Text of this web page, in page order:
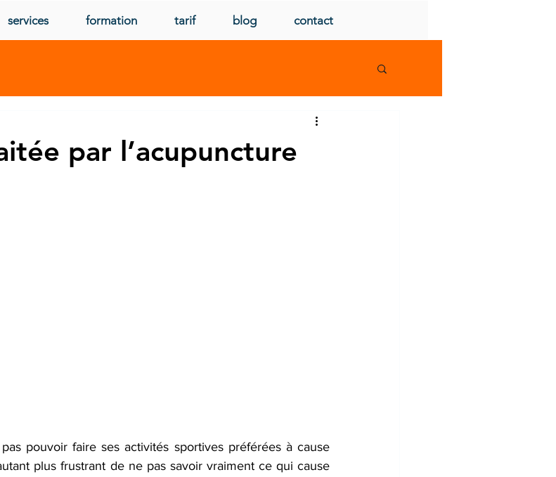
services formation tarif blog contact
par l’acupuncture
pouvoir faire ses activités sportives préférées à cause
plus frustrant de ne pas savoir vraiment ce qui cause